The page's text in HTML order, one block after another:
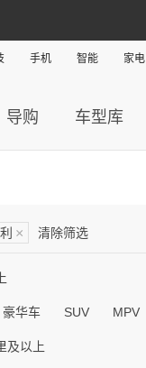
手机 智能 家电
导购 车型库
× 清除筛选
豪华车 SUV MPV
及以上